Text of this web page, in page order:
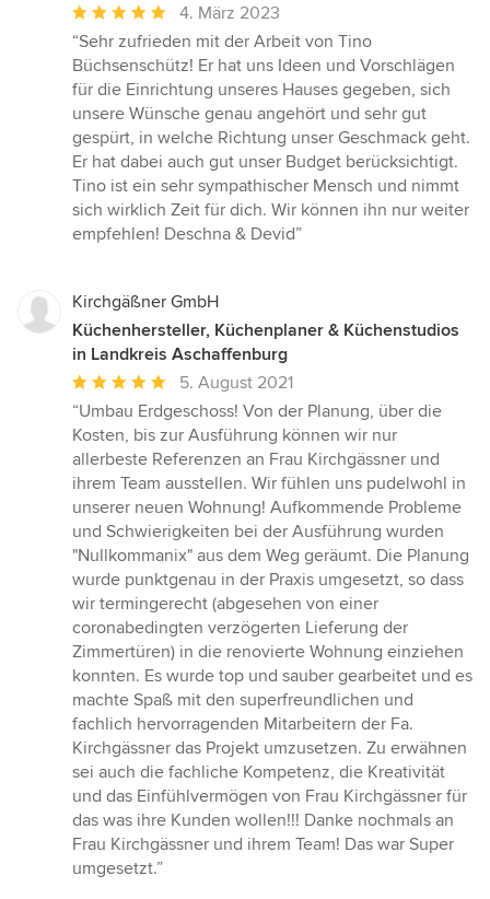
Durchschnittliche
Bewertung:
5
von
5
Sternen
4. März 2023
“Sehr zufrieden mit der Arbeit von Tino
Büchsenschütz! Er hat uns Ideen und Vorschlägen
für die Einrichtung unseres Hauses gegeben, sich
unsere Wünsche genau angehört und sehr gut
gespürt, in welche Richtung unser Geschmack geht.
Er hat dabei auch gut unser Budget berücksichtigt.
Tino ist ein sehr sympathischer Mensch und nimmt
sich wirklich Zeit für dich. Wir können ihn nur weiter
empfehlen! Deschna & Devid”
Kirchgäßner GmbH
Küchenhersteller, Küchenplaner & Küchenstudios
in Landkreis Aschaffenburg
Durchschnittliche
Bewertung:
5
von
5
Sternen
5. August 2021
“Umbau Erdgeschoss! Von der Planung, über die
Kosten, bis zur Ausführung können wir nur
allerbeste Referenzen an Frau Kirchgässner und
ihrem Team ausstellen. Wir fühlen uns pudelwohl in
unserer neuen Wohnung! Aufkommende Probleme
und Schwierigkeiten bei der Ausführung wurden
"Nullkommanix" aus dem Weg geräumt. Die Planung
wurde punktgenau in der Praxis umgesetzt, so dass
wir termingerecht (abgesehen von einer
coronabedingten verzögerten Lieferung der
Zimmertüren) in die renovierte Wohnung einziehen
konnten. Es wurde top und sauber gearbeitet und es
machte Spaß mit den superfreundlichen und
fachlich hervorragenden Mitarbeitern der Fa.
Kirchgässner das Projekt umzusetzen. Zu erwähnen
sei auch die fachliche Kompetenz, die Kreativität
und das Einfühlvermögen von Frau Kirchgässner für
das was ihre Kunden wollen!!! Danke nochmals an
Frau Kirchgässner und ihrem Team! Das war Super
umgesetzt.”